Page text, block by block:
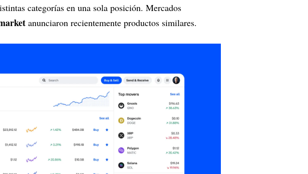
categorías en una sola posición. Mercados
anunciaron recientemente productos similares.